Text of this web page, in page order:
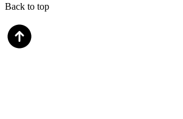
Back to top